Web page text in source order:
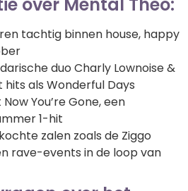
over Mental Theo:
tachtig binnen house, happy
duo Charly Lownoise &
als Wonderful Days
You’re Gone, een
1-hit
zalen zoals de Ziggo
rave-events in de loop van